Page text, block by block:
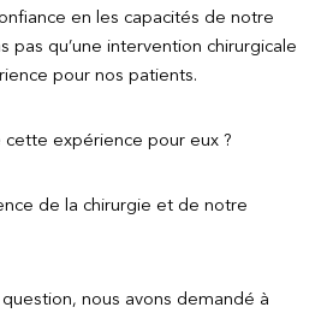
en les capacités de notre
pas qu’une intervention chirurgicale
pour nos patients.
cette expérience pour eux ?
de la chirurgie et de notre
nous avons demandé à